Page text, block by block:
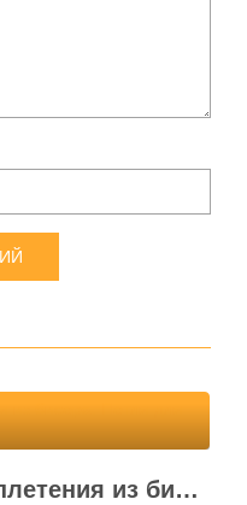
Техника мозаичного плетения из бисера. Петля для бисерного кулона